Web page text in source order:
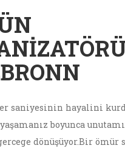
saniyesinin hayalini
boyunca
dönüşüyor.Bir ömür